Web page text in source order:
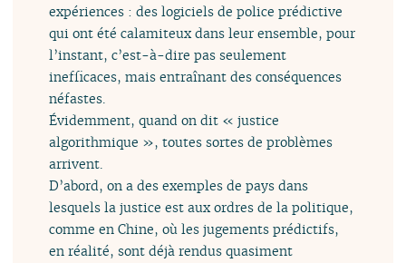
expériences : des logiciels de police prédictive
qui ont été calamiteux dans leur ensemble, pour
l’instant, c’est-à-dire pas seulement
inefficaces, mais entraînant des conséquences
néfastes.
Évidemment, quand on dit « justice
algorithmique », toutes sortes de problèmes
arrivent.
D’abord, on a des exemples de pays dans
lesquels la justice est aux ordres de la politique,
comme en Chine, où les jugements prédictifs,
en réalité, sont déjà rendus quasiment